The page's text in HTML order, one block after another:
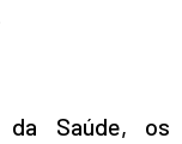
Saúde, os